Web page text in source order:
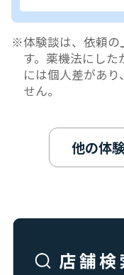
体験談は、依頼
す。薬機法にした
には個人差があ
せん。
他の体